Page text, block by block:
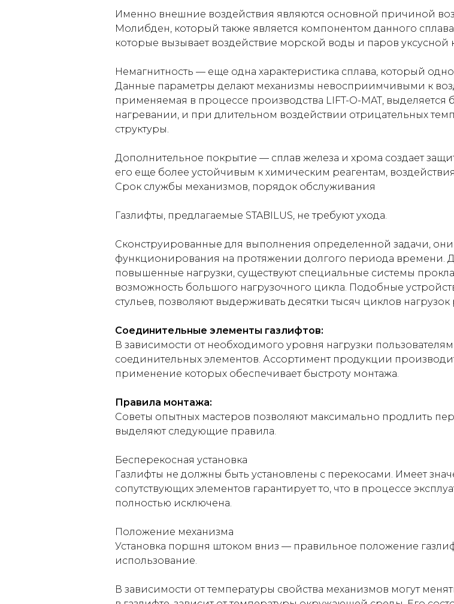
Именно внешние воздействия являются основной причиной
Молибден, который также является компонентом данного
которые вызывает воздействие морской воды и паров уксусной
Немагнитность — еще одна характеристика сплава, который
Данные параметры делают механизмы невосприимчивыми к
применяемая в процессе производства LIFT-O-MAT,
нагревании, и при длительном воздействии отрицательных
структуры.
Дополнительное покрытие — сплав железа и хрома создает
его еще более устойчивым к химическим реагентам,
Срок службы механизмов, порядок обслуживания
Газлифты, предлагаемые STABILUS, не требуют ухода.
Сконструированные для выполнения определенной задачи,
функционирования на протяжении долгого периода времени.
повышенные нагрузки, существуют специальные системы
возможность большого нагрузочного цикла. Подобные
стульев, позволяют выдерживать десятки тысяч циклов
Соединительные элементы газлифтов:
В зависимости от необходимого уровня нагрузки
соединительных элементов. Ассортимент продукции
применение которых обеспечивает быстроту монтажа.
Правила монтажа:
Советы опытных мастеров позволяют максимально продлить
выделяют следующие правила.
Бесперекосная установка
Газлифты не должны быть установлены с перекосами. Имеет
сопутствующих элементов гарантирует то, что в процессе
полностью исключена.
Положение механизма
Установка поршня штоком вниз — правильное положение
использование.
В зависимости от температуры свойства механизмов могут